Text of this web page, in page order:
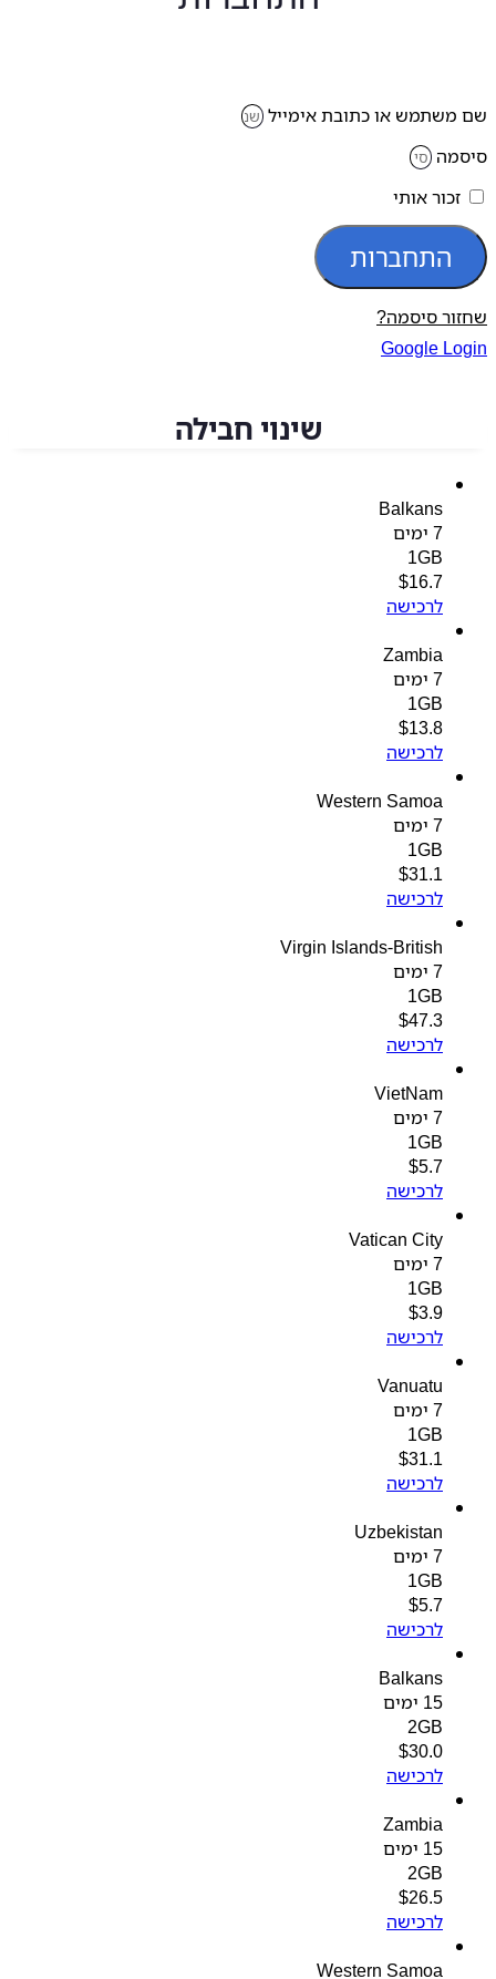
או כתובת אימייל
זכור אותי
התחברות
סיסמה?
Google
שינוי חבילה
Balkans
1GB
$16.7
לרכישה
Zambia
1GB
$13.8
לרכישה
Western Samoa
1GB
$31.1
לרכישה
Virgin Islands-British
1GB
$47.3
לרכישה
VietNam
1GB
$
לרכישה
Vatican City
1GB
$
לרכישה
Vanuatu
1GB
$31.1
לרכישה
Uzbekistan
1GB
$
לרכישה
Balkans
2GB
$30.0
לרכישה
Zambia
2GB
$26.5
לרכישה
Western Samoa